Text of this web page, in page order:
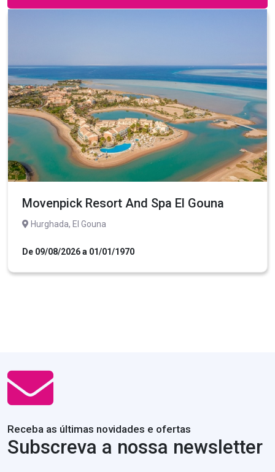
Movenpick Resort And Spa El Gouna
Hurghada, El Gouna
De 09/08/2026 a 01/01/1970
Receba as últimas novidades e ofertas
Subscreva a nossa newsletter